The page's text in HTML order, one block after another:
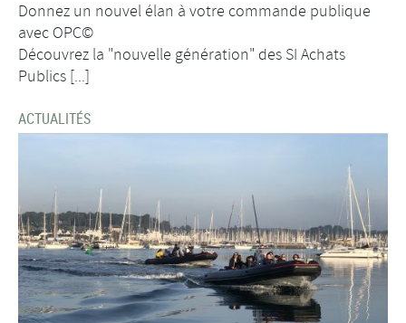
Donnez un nouvel élan à votre commande publique
avec OPC©
Découvrez la "nouvelle génération" des SI Achats
Publics [...]
ACTUALITÉS